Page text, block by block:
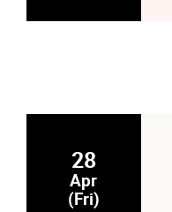
28
Apr
(Fri)